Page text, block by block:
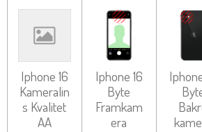
Iphone 16
Kameralin
s Kvalitet
AA
Iphone 16
Byte
Framkam
era